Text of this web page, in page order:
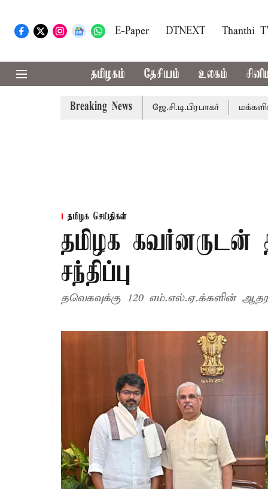
E-Paper DTNEXT Thanthi
தமிழகம் தேசியம் உலகம்
Breaking News
- சபாநாயகர் ஜே.சி.டி.பிரபாகர் மக்களின்
தமிழக செய்திகள்
தமிழக
சந்திப்பு
தவெகவுக்கு 120 எம்.எல்.ஏ.க்களின்